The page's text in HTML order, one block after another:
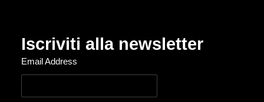
Iscriviti alla newsletter
Email Address